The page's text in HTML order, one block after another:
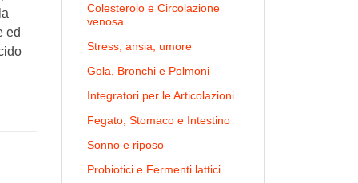
Colesterolo e Circolazione
venosa
Stress, ansia, umore
Gola, Bronchi e Polmoni
Integratori per le Articolazioni
Fegato, Stomaco e Intestino
Sonno e riposo
Probiotici e Fermenti lattici
ed